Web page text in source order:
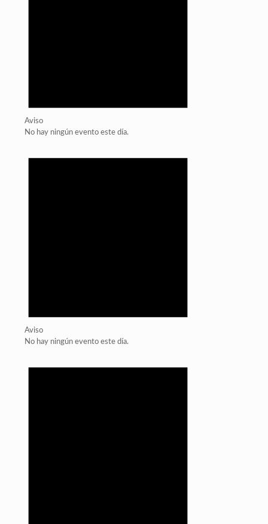
Aviso
No hay ningún evento este día.
Aviso
No hay ningún evento este día.